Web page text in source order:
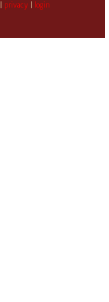
privacy| login